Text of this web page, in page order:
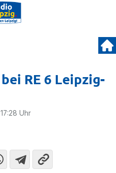
RE 6 Leipzig-
17:28 Uhr